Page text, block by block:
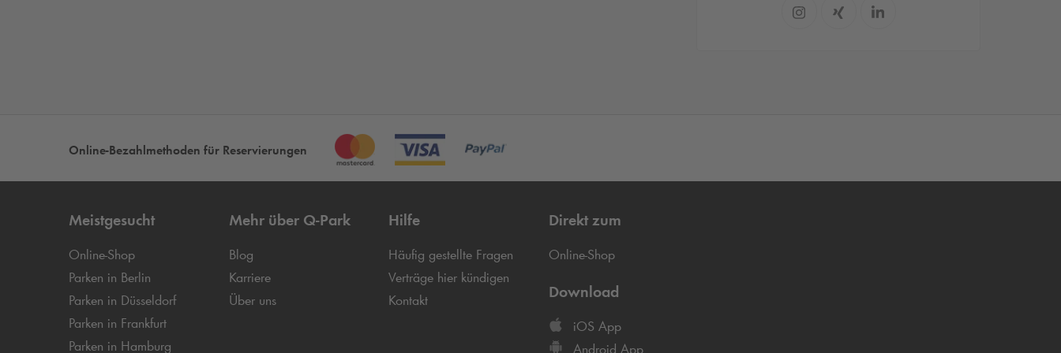
Online-Bezahlmethoden für Reservierungen
Meistgesucht
Online-Shop
Parken in Berlin
Parken in Düsseldorf
Parken in Frankfurt
Parken in Hamburg
Mehr über Q-Park
Blog
Karriere
Über uns
Hilfe
Häufig gestellte Fragen
Verträge hier kündigen
Kontakt
Direkt zum
Online-Shop
Download
iOS App
Android App